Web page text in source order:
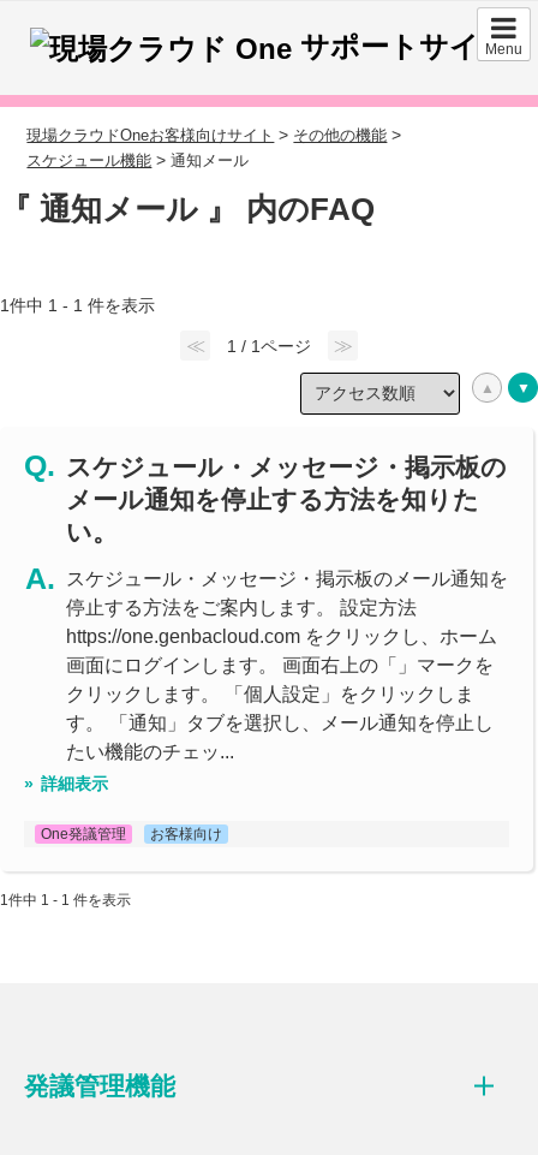
Menu
サポートサイト
現場クラウドOneお客様向けサイト > その他の機能 >
スケジュール機能 >通知メール
『 通知メール 』 内のFAQ
1件中 1 - 1 件を表示
≪ 1 / 1ページ ≫
スケジュール・メッセージ・掲示板の
メール通知を停止する方法を知りた
い。
スケジュール・メッセージ・掲示板のメール通知を
停止する方法をご案内します。 設定方法
https://one.genbacloud.com をクリックし、ホーム
画面にログインします。 画面右上の「」マークを
クリックします。 「個人設定」をクリックしま
す。 「通知」タブを選択し、メール通知を停止し
たい機能のチェッ...
詳細表示
One発議管理 お客様向け
1件中 1 - 1 件を表示
発議管理機能